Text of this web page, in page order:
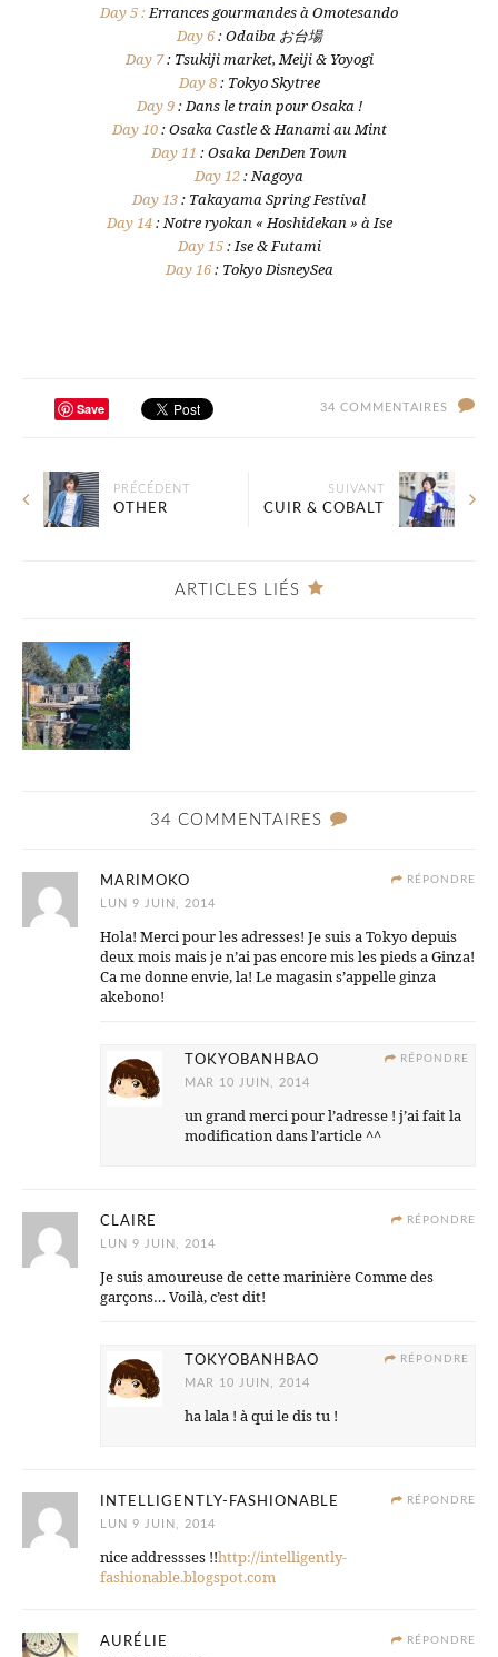
Day 5 :Errances gourmandes à Omotesando
Day 6: Odaiba お台場
Day 7: Tsukiji market, Meiji & Yoyogi
Day 8: Tokyo Skytree
Day 9: Dans le train pour Osaka !
Day 10: Osaka Castle & Hanami au Mint
Day 11 : Osaka DenDen Town
Day 12: Nagoya
Day 13: Takayama Spring Festival
Day 14: Notre ryokan « Hoshidekan » à Ise
Day 15: Ise & Futami
Day 16: Tokyo DisneySea
Save 34 COMMENTAIRES
PRÉCÉDENT
OTHER
SUIVANT
CUIR & COBALT
ARTICLES LIÉS
34 COMMENTAIRES
RÉPONDRE
MARIMOKO
LUN 9 JUIN, 2014
Hola! Merci pour les adresses! Je suis a Tokyo depuis
deux mois mais je n’ai pas encore mis les pieds a Ginza!
Ca me donne envie, la! Le magasin s’appelle ginza
akebono!
RÉPONDRE
TOKYOBANHBAO
MAR 10 JUIN, 2014
un grand merci pour l’adresse ! j’ai fait la
modification dans l’article ^^
RÉPONDRE
CLAIRE
LUN 9 JUIN, 2014
Je suis amoureuse de cette marinière Comme des
garçons… Voilà, c’est dit!
RÉPONDRE
TOKYOBANHBAO
MAR 10 JUIN, 2014
ha lala ! à qui le dis tu !
RÉPONDRE
INTELLIGENTLY-FASHIONABLE
LUN 9 JUIN, 2014
nice addressses !!http://intelligently-
fashionable.blogspot.com
RÉPONDRE
AURÉLIE